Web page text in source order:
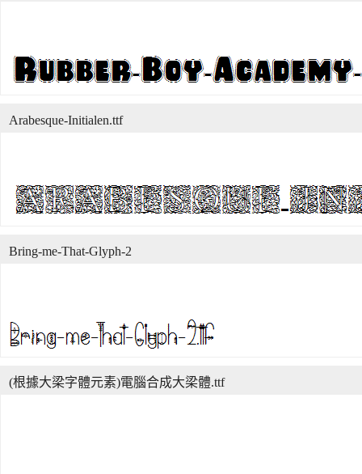
Arabesque-Initialen.ttf
Bring-me-That-Glyph-2
(根據大梁字體元素)電腦合成大梁體.ttf